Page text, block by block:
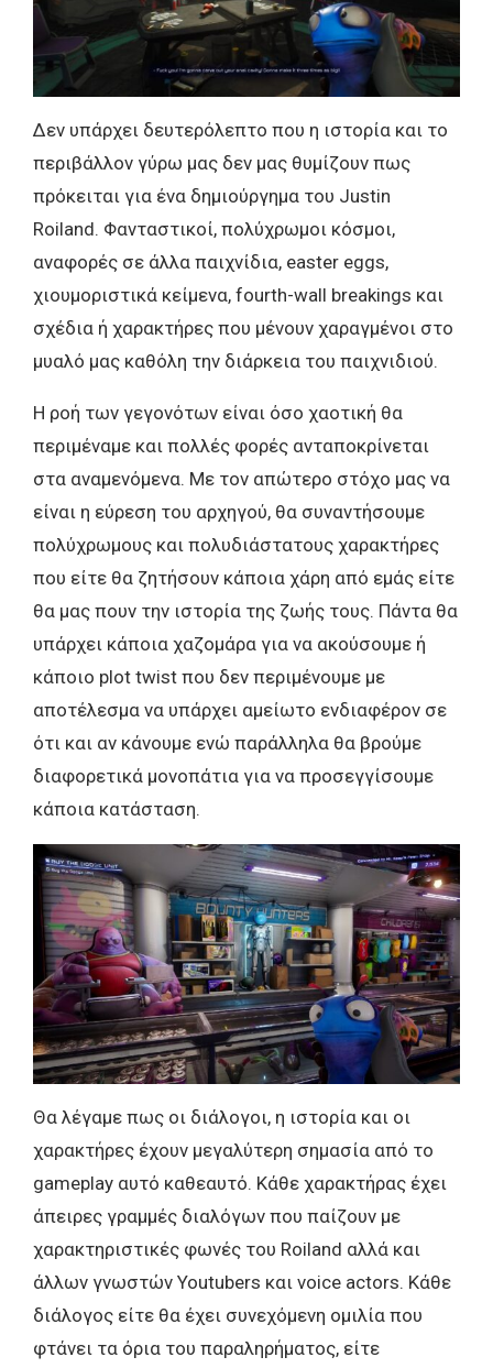
Δεν υπάρχει δευτερόλεπτο που η ιστορία και το
περιβάλλον γύρω μας δεν μας θυμίζουν πως
πρόκειται για ένα δημιούργημα του Justin
Roiland. Φανταστικοί, πολύχρωμοι κόσμοι,
αναφορές σε άλλα παιχνίδια, easter eggs,
χιουμοριστικά κείμενα, fourth-wall breakings και
σχέδια ή χαρακτήρες που μένουν χαραγμένοι στο
μυαλό μας καθόλη την διάρκεια του παιχνιδιού.
Η ροή των γεγονότων είναι όσο χαοτική θα
περιμέναμε και πολλές φορές ανταποκρίνεται
στα αναμενόμενα. Με τον απώτερο στόχο μας να
είναι η εύρεση του αρχηγού, θα συναντήσουμε
πολύχρωμους και πολυδιάστατους χαρακτήρες
που είτε θα ζητήσουν κάποια χάρη από εμάς είτε
θα μας πουν την ιστορία της ζωής τους. Πάντα θα
υπάρχει κάποια χαζομάρα για να ακούσουμε ή
κάποιο plot twist που δεν περιμένουμε με
αποτέλεσμα να υπάρχει αμείωτο ενδιαφέρον σε
ότι και αν κάνουμε ενώ παράλληλα θα βρούμε
διαφορετικά μονοπάτια για να προσεγγίσουμε
κάποια κατάσταση.
Θα λέγαμε πως οι διάλογοι, η ιστορία και οι
χαρακτήρες έχουν μεγαλύτερη σημασία από το
gameplay αυτό καθεαυτό. Κάθε χαρακτήρας έχει
άπειρες γραμμές διαλόγων που παίζουν με
χαρακτηριστικές φωνές του Roiland αλλά και
άλλων γνωστών Youtubers και voice actors. Κάθε
διάλογος είτε θα έχει συνεχόμενη ομιλία που
φτάνει τα όρια του παραληρήματος, είτε